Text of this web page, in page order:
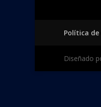
Política de
Diseñado